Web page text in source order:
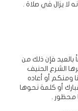
لا يزال في صلاة .
فإن ذلك من
الشرع الحنيف
ومنكم أو أعاده
أو كلمة نحوها
محظور .